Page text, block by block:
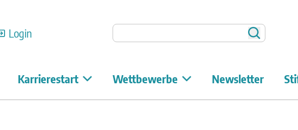
Login Auf Unicum suchen Suchen
Karrierestart Wettbewerbe Newsletter